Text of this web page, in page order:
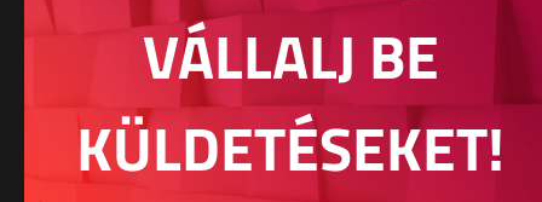
VÁLLALJ BE
KÜLDETÉSEKET!